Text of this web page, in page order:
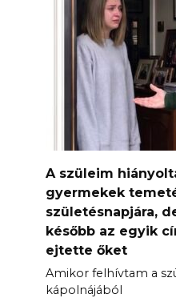
A szüleim
gyermekek
születésnapjára,
később az egyik
ejtette őket
Amikor felhívtam a
kápolnájából